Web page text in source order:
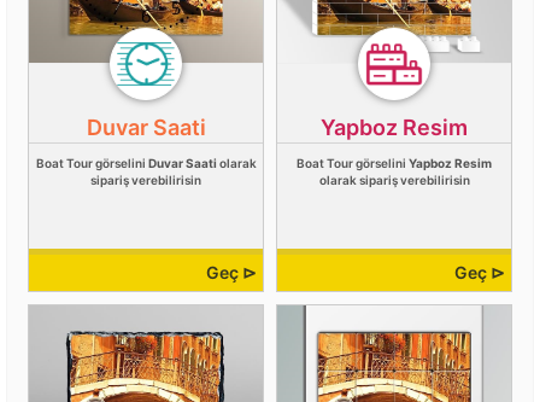
Duvar Saati
Boat Tour görselini Duvar Saati olarak
sipariş verebilirisin
Geç ⊳
Yapboz Resim
Boat Tour görselini Yapboz Resim
olarak sipariş verebilirisin
Geç ⊳